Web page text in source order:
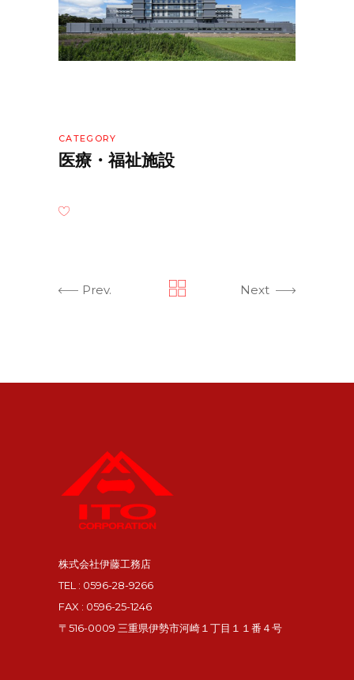
CATEGORY
医療・福祉施設
Prev. Next
株式会社伊藤工務店
TEL : 0596-28-9266
FAX : 0596-25-1246
〒516-0009 三重県伊勢市河崎１丁目１１番４号